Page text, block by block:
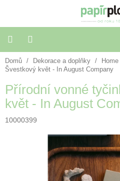
Balení
dárků
Dekorace
a
doplňky
Domů / Dekorace a doplňky /
Švestkový květ - In August Company
Přírodní vonné
květ - In August
10000399